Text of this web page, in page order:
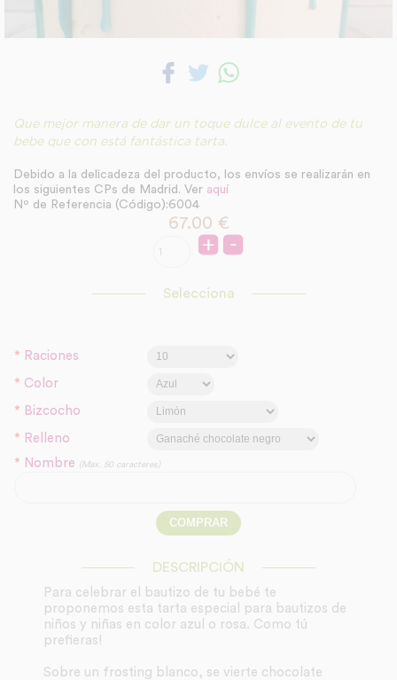
Que mejor manera de dar un toque dulce al evento de tu
bebe que con está fantástica tarta.
Debido a la delicadeza del producto, los envíos se realizarán en
los siguientes CPs de Madrid. Ver aquí
Nº de Referencia (Código):6004
67.00 €
Selecciona
* Raciones
* Color
* Bizcocho
* Relleno
* Nombre (Max. 50 caracteres)
DESCRIPCIÓN
Para celebrar el bautizo de tu bebé te
proponemos esta tarta especial para bautizos de
niños y niñas en color azul o rosa. Como tú
prefieras!
Sobre un frosting blanco, se vierte chocolate